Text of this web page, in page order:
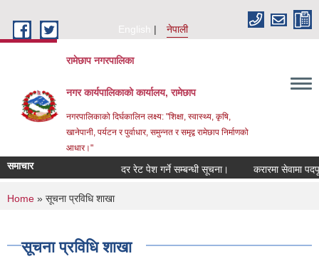
English
नेपाली
रामेछाप नगरपालिका
नगर कार्यपालिकाको कार्यालय, रामेछाप
नगरपालिकाको दिर्घकालिन लक्ष्य: "शिक्षा, स्वास्थ्य, कृषि,
खानेपानी, पर्यटन र पुर्वाधार, समुन्नत र समृद्व रामेछाप निर्माणको
आधार।"
समाचार दर रेट पेश गर्ने सम्बन्धी सूचना। करारमा सेवामा पदपूर्ति
You are here
Home » सूचना प्रविधि शाखा
सूचना प्रविधि शाखा